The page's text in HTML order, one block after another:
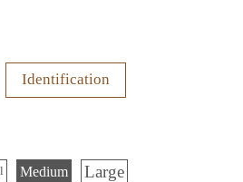
Identification
Medium Large